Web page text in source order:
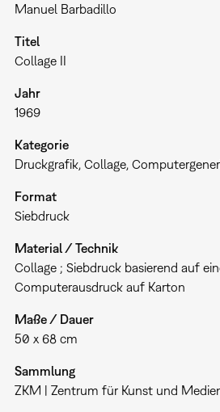
Manuel Barbadillo
Titel
Collage II
Jahr
1969
Kategorie
Druckgrafik Collage
Format
Siebdruck
Material / Technik
Collage ; Siebdruck basierend auf
Computerausdruck auf Karton
Maße / Dauer
50 x 68 cm
Sammlung
ZKM | Zentrum für Kunst und